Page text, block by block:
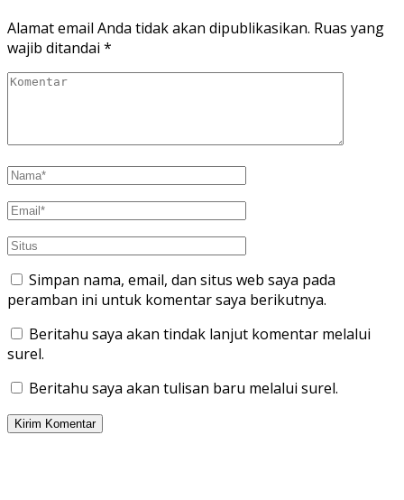
Alamat email Anda tidak akan dipublikasikan. Ruas yang
wajib ditandai *
Simpan nama, email, dan situs web saya pada
peramban ini untuk komentar saya berikutnya.
Beritahu saya akan tindak lanjut komentar melalui
surel.
Beritahu saya akan tulisan baru melalui surel.